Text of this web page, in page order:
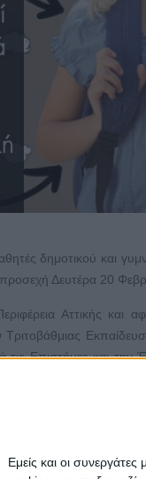
Εμείς και οι
δημοτικού και
προσεχή Δευτέρα 20
Αττικής και
τις Επιστήμες και
οδηγεί σε
τους συμμετέχοντες,
σε μαθητές/